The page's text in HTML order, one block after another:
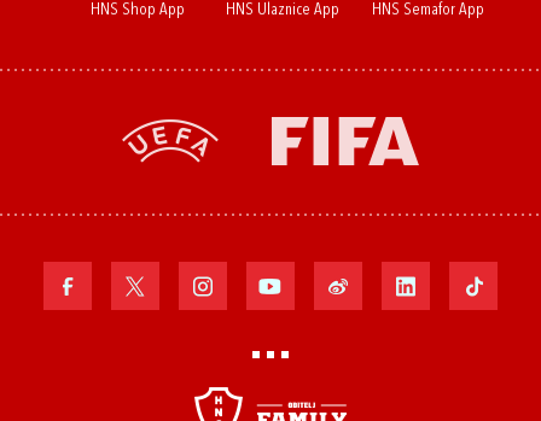
HNS Shop App HNS Ulaznice App HNS Semafor App